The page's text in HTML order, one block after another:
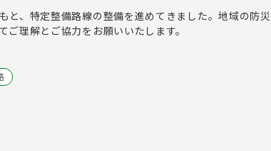
と、特定整備路線の整備を進めてきました。地域の防災
理解とご協力をお願いいたします。